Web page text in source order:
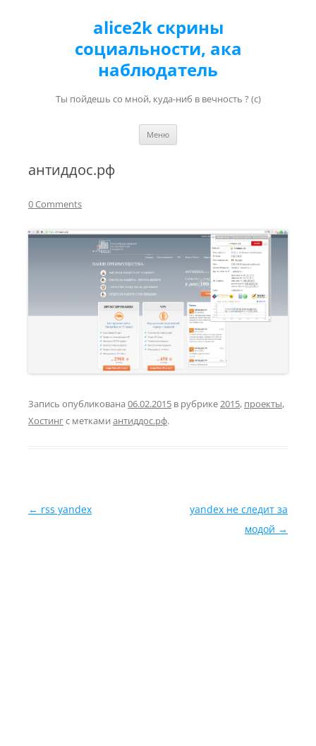
alice2k скрины
социальности, ака
наблюдатель
Ты пойдешь со мной, куда-ниб в вечность ? (с)
Меню
антиддос.рф
0 Comments
Запись опубликована 06.02.2015 в рубрике 2015, проекты,
Хостингс метками антиддос.рф.
Навигация по записям
← rss yandex
yandex не следит за
модой →